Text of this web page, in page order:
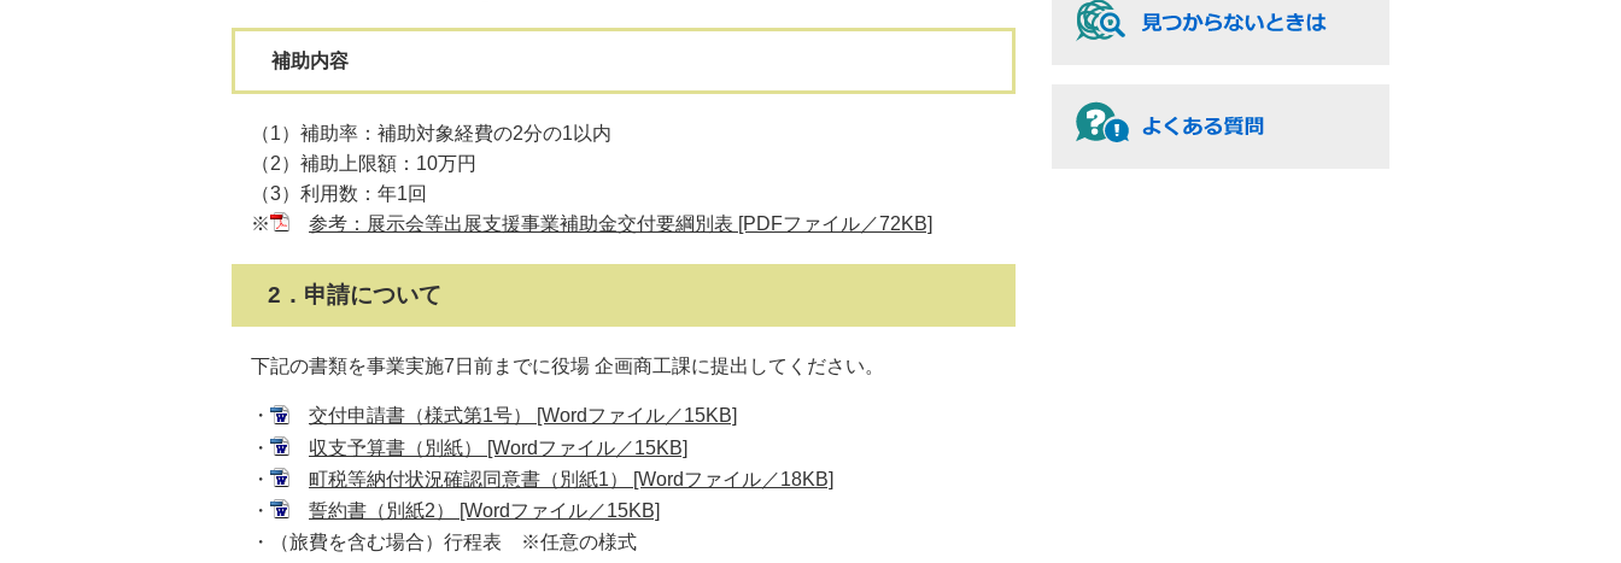
補助内容
（1）補助率：補助対象経費の2分の1以内
（2）補助上限額：10万円
（3）利用数：年1回
※
参考：展示会等出展支援事業補助金交付要綱別表 [PDFファイル／72KB]
2．申請について
下記の書類を事業実施7日前までに役場 企画商工課に提出してください。
・
交付申請書（様式第1号） [Wordファイル／15KB]
・
収支予算書（別紙） [Wordファイル／15KB]
・
町税等納付状況確認同意書（別紙1） [Wordファイル／18KB]
・
誓約書（別紙2） [Wordファイル／15KB]
・（旅費を含む場合）行程表 ※任意の様式